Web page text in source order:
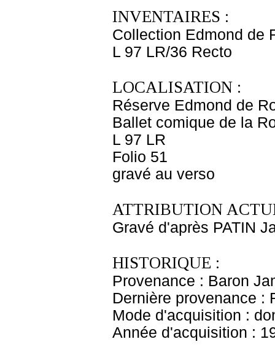
INVENTAIRES :
Collection Edmond de
L 97 LR/36 Recto
LOCALISATION :
Réserve Edmond de
Ballet comique de la
L 97 LR
Folio 51
gravé au verso
ATTRIBUTION
Gravé d'après PATIN
HISTORIQUE :
Provenance : Baron
Dernière provenance :
Mode d'acquisition :
Année d'acquisition :